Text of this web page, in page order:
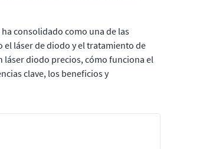
consolidado como una de las
el láser de diodo y el tratamiento de
diodo precios, cómo funciona el
clave, los beneficios y